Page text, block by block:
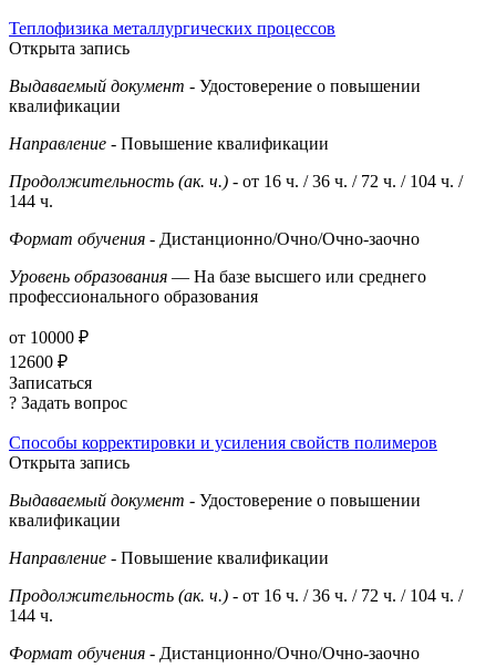
Теплофизика металлургических процессов
Открыта запись
Выдаваемый документ - Удостоверение о повышении
квалификации
Направление - Повышение квалификации
Продолжительность (ак. ч.) - от 16 ч. / 36 ч. / 72 ч. / 104 ч. /
144 ч.
Формат обучения - Дистанционно/Очно/Очно-заочно
Уровень образования — На базе высшего или среднего
профессионального образования
от 10000 ₽
12600 ₽
Записаться
? Задать вопрос
Способы корректировки и усиления свойств полимеров
Открыта запись
Выдаваемый документ - Удостоверение о повышении
квалификации
Направление - Повышение квалификации
Продолжительность (ак. ч.) - от 16 ч. / 36 ч. / 72 ч. / 104 ч. /
144 ч.
Формат обучения - Дистанционно/Очно/Очно-заочно